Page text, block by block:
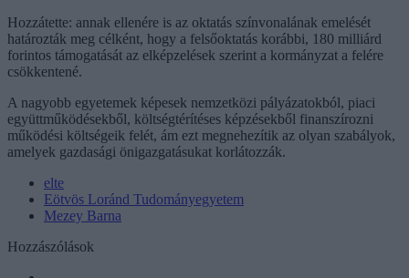
Hozzátette: annak ellenére is az oktatás színvonalának emelését
határozták meg célként, hogy a felsőoktatás korábbi, 180 milliárd
forintos támogatását az elképzelések szerint a kormányzat a felére
csökkentené.
A nagyobb egyetemek képesek nemzetközi pályázatokból, piaci
együttműködésekből, költségtérítéses képzésekből finanszírozni
működési költségeik felét, ám ezt megnehezítik az olyan szabályok,
amelyek gazdasági önigazgatásukat korlátozzák.
elte
Eötvös Loránd Tudományegyetem
Mezey Barna
Hozzászólások